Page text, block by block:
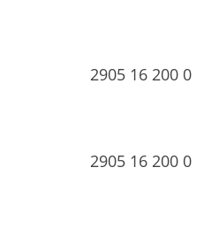
2905 16 200 0
2905 16 200 0